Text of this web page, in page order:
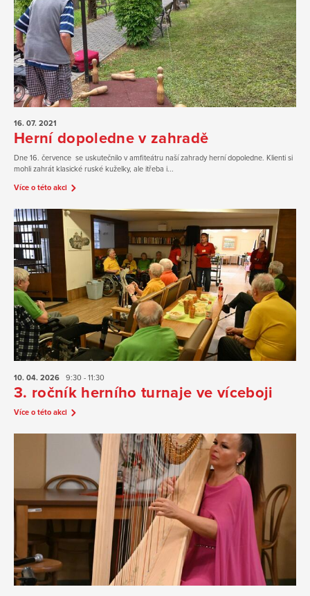
16. 07. 2021
Herní dopoledne v zahradě
Dne 16. července se uskutečnilo v amfiteátru naší zahrady herní dopoledne. Klienti si
mohli zahrát klasické ruské kuželky, ale itřeba i...
Více o této akci
10. 04. 2026 9:30 - 11:30
3. ročník herního turnaje ve víceboji
Více o této akci